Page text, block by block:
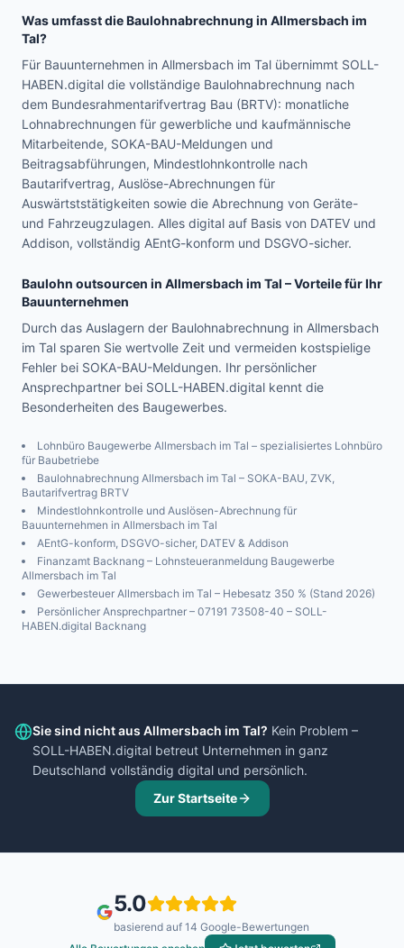
Was umfasst die Baulohnabrechnung in Allmersbach im
Tal?
Für Bauunternehmen in Allmersbach im Tal übernimmt SOLL-
HABEN.digital die vollständige Baulohnabrechnung nach
dem Bundesrahmentarifvertrag Bau (BRTV): monatliche
Lohnabrechnungen für gewerbliche und kaufmännische
Mitarbeitende, SOKA-BAU-Meldungen und
Beitragsabführungen, Mindestlohnkontrolle nach
Bautarifvertrag, Auslöse-Abrechnungen für
Auswärtststätigkeiten sowie die Abrechnung von Geräte-
und Fahrzeugzulagen. Alles digital auf Basis von DATEV und
Addison, vollständig AEntG-konform und DSGVO-sicher.
Baulohn outsourcen in Allmersbach im Tal – Vorteile für Ihr
Bauunternehmen
Durch das Auslagern der Baulohnabrechnung in Allmersbach
im Tal sparen Sie wertvolle Zeit und vermeiden kostspielige
Fehler bei SOKA-BAU-Meldungen. Ihr persönlicher
Ansprechpartner bei SOLL-HABEN.digital kennt die
Besonderheiten des Baugewerbes.
Lohnbüro Baugewerbe Allmersbach im Tal – spezialisiertes Lohnbüro
für Baubetriebe
Baulohnabrechnung Allmersbach im Tal – SOKA-BAU, ZVK,
Bautarifvertrag BRTV
Mindestlohnkontrolle und Auslösen-Abrechnung für
Bauunternehmen in Allmersbach im Tal
AEntG-konform, DSGVO-sicher, DATEV & Addison
Finanzamt Backnang – Lohnsteueranmeldung Baugewerbe
Allmersbach im Tal
Gewerbesteuer Allmersbach im Tal – Hebesatz 350 % (Stand 2026)
Persönlicher Ansprechpartner – 07191 73508-40 – SOLL-
HABEN.digital Backnang
Sie sind nicht aus Allmersbach im Tal? Kein Problem –
SOLL-HABEN.digital betreut Unternehmen in ganz
Deutschland vollständig digital und persönlich.
Zur Startseite
5.0
basierend auf 14 Google-Bewertungen